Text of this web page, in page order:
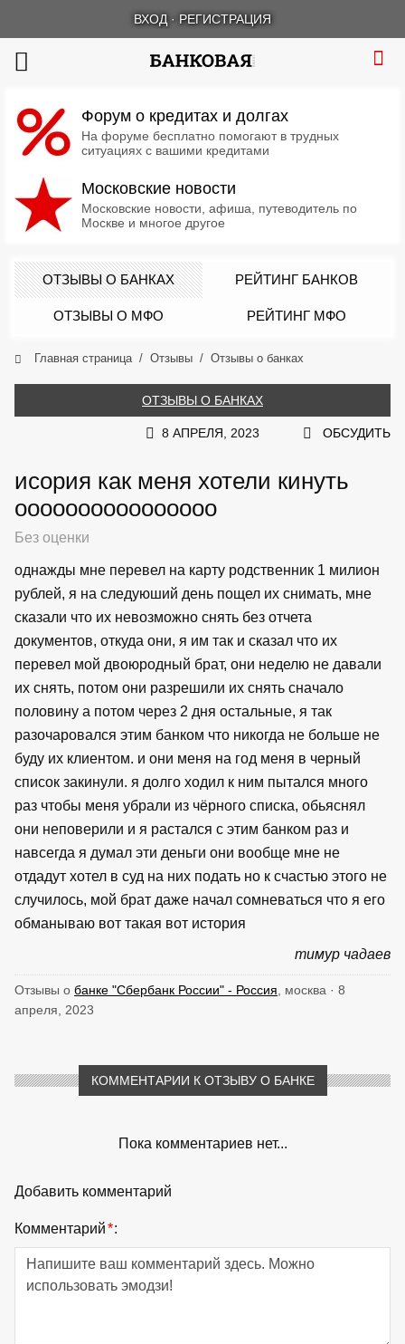
ВХОД · РЕГИСТРАЦИЯ
Форум о кредитах и долгах
На форуме бесплатно помогают в трудных
ситуациях с вашими кредитами
Московские новости
Московские новости, афиша, путеводитель по
Москве и многое другое
ОТЗЫВЫ О БАНКАХ РЕЙТИНГ БАНКОВ
ОТЗЫВЫ О МФО РЕЙТИНГ МФО
Главная страница Отзывы Отзывы о банках
ОТЗЫВЫ О БАНКАХ
8 АПРЕЛЯ, 2023 ОБСУДИТЬ
исория как меня хотели кинуть
оооооооооооооооо
Без оценки
однажды мне перевел на карту родственник 1 милион
рублей, я на следуюший день пощел их снимать, мне
сказали что их невозможно снять без отчета
документов, откуда они, я им так и сказал что их
перевел мой двоюродный брат, они неделю не давали
их снять, потом они разрешили их снять сначало
половину а потом через 2 дня остальные, я так
разочаровался этим банком что никогда не больше не
буду их клиентом. и они меня на год меня в черный
список закинули. я долго ходил к ним пытался много
раз чтобы меня убрали из чёрного списка, обьяснял
они неповерили и я растался с этим банком раз и
навсегда я думал эти деньги они вообще мне не
отдадут хотел в суд на них подать но к счастью этого не
случилось, мой брат даже начал сомневаться что я его
обманываю вот такая вот история
тимур чадаев
Отзывы о банке "Сбербанк России" - Россия , москва · 8
апреля, 2023
КОММЕНТАРИИ К ОТЗЫВУ О БАНКЕ
Пока комментариев нет...
Добавить комментарий
Комментарий*: